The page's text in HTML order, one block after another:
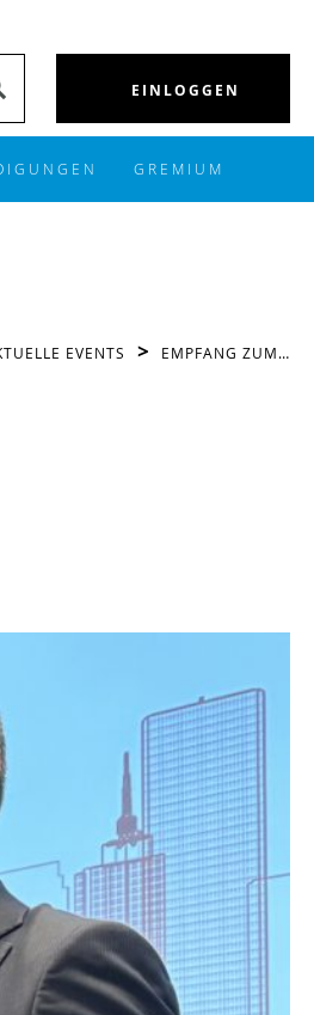
EINLOGGEN
GREMIUM
EVENTS > EMPFANG ZUM…